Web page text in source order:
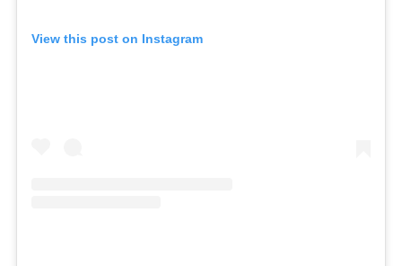
View this post on Instagram